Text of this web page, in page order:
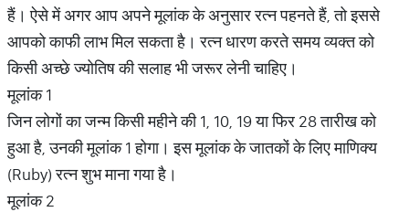
हैं। ऐसे में अगर आप अपने मूलांक के अनुसार रत्न पहनते हैं, तो इससे
आपको काफी लाभ मिल सकता है। रत्न धारण करते समय व्यक्त को
किसी अच्छे ज्योतिष की सलाह भी जरूर लेनी चाहिए।
मूलांक 1
जिन लोगों का जन्म किसी महीने की 1, 10, 19 या फिर 28 तारीख को
हुआ है, उनकी मूलांक 1 होगा। इस मूलांक के जातकों के लिए माणिक्य
(Ruby) रत्न शुभ माना गया है।
मूलांक 2